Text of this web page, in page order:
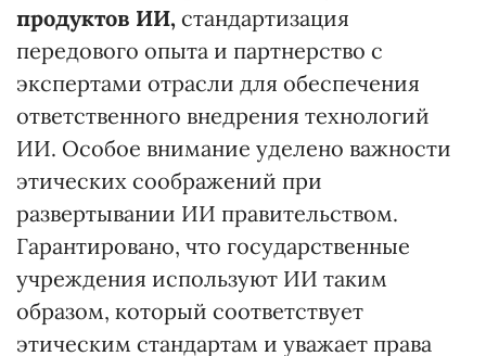
продуктов ИИ, стандартизация
передового опыта и партнерство с
экспертами отрасли для обеспечения
ответственного внедрения технологий
ИИ. Особое внимание уделено важности
этических соображений при
развертывании ИИ правительством.
Гарантировано, что государственные
учреждения используют ИИ таким
образом, который соответствует
этическим стандартам и уважает права